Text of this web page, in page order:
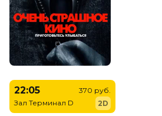
22:05
Зал Терминал D
370 руб.
2D